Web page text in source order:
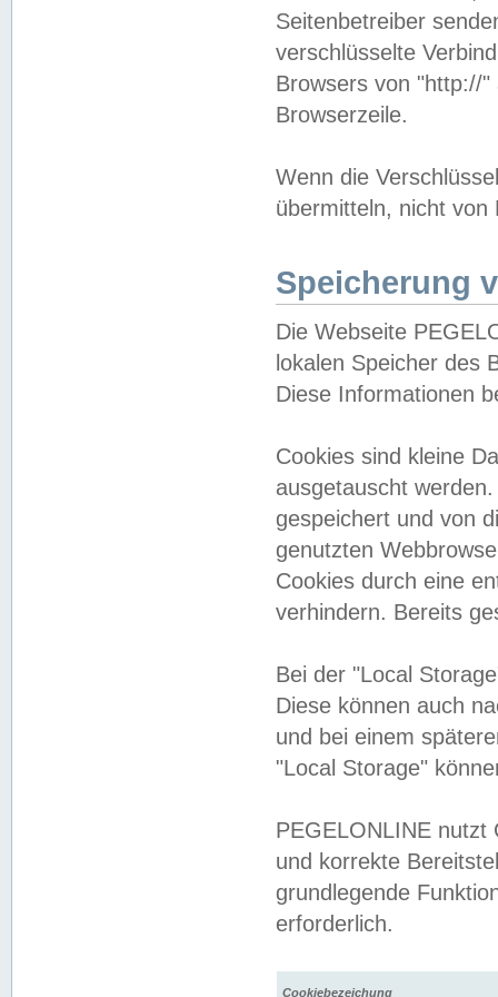
Seitenbetreiber
verschlüsselte
Browsers von "http://
Browserzeile.
Wenn die
übermitteln, nicht von
Speicherung
Die Webseite
lokalen Speicher des
Diese Informationen
Cookies sind kleine
ausgetauscht
gespeichert und von
genutzten
Cookies durch eine
verhindern. Bereits
Bei der "Local
Diese können auch
und bei einem
"Local Storage"
PEGELONLINE nutzt
und korrekte
grundlegende
erforderlich.
Cookiebezeichung